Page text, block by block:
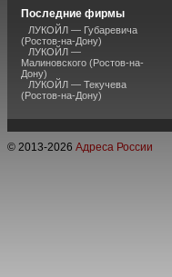
Последние фирмы
ЛУКОЙЛ — Губаревича
(Ростов-на-Дону)
ЛУКОЙЛ —
Малиновского (Ростов-на-
Дону)
ЛУКОЙЛ — Текучева
(Ростов-на-Дону)
© 2013-2026 Адреса России